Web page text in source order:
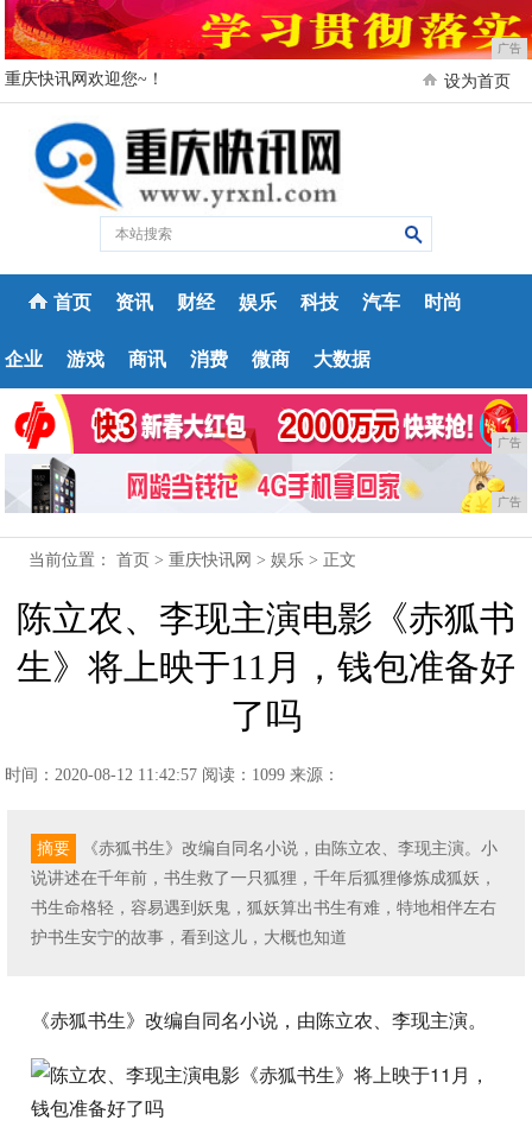
广告
重庆快讯网欢迎您~！ 设为首页
首页 资讯 财经 娱乐 科技 汽车 时尚
企业 游戏 商讯 消费 微商 大数据
广告
广告
当前位置：首页 >重庆快讯网 >娱乐 > 正文
陈立农、李现主演电影《赤狐书
生》将上映于11月，钱包准备好
了吗
时间：2020-08-12 11:42:57 阅读：1099 来源：
摘要
《赤狐书生》改编自同名小说，由陈立农、李现主演。小
说讲述在千年前，书生救了一只狐狸，千年后狐狸修炼成狐妖，
书生命格轻，容易遇到妖鬼，狐妖算出书生有难，特地相伴左右
护书生安宁的故事，看到这儿，大概也知道
《赤狐书生》改编自同名小说，由陈立农、李现主演。